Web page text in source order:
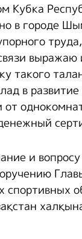
Кубка
в городе
такого
в
и